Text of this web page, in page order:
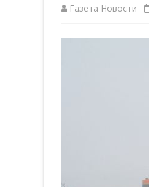
Газета Новости